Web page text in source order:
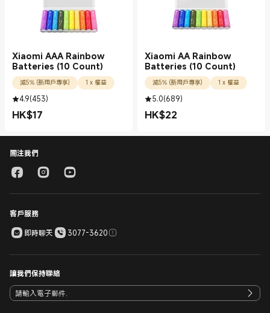
Xiaomi AAA Rainbow
Batteries (10 Count)
減5% (新用戶專享) 1 x 權益
4.9(453)
HK$17
現價 HK$17.00
Xiaomi AA Rainbow
Batteries (10 Count)
減5% (新用戶專享) 1 x 權益
5.0(689)
HK$22
現價 HK$22.00
關注我們
客戶服務
即時聊天
3077-3620
讓我們保持聯絡